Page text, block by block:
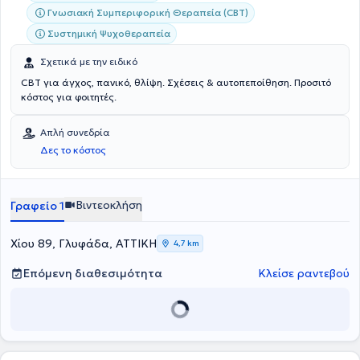
Γνωσιακή Συμπεριφορική Θεραπεία (CBT)
Συστημική Ψυχοθεραπεία
Σχετικά με την ειδικό
CBT για άγχος, πανικό, θλίψη. Σχέσεις & αυτοπεποίθηση. Προσιτό
κόστος για φοιτητές.
Απλή συνεδρία
Δες το κόστος
Γραφείο 1 Βιντεοκλήση
Χίου 89, Γλυφάδα, ΑΤΤΙΚΗ 4,7 km
Επόμενη διαθεσιμότητα Κλείσε ραντεβού